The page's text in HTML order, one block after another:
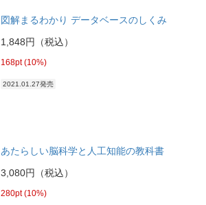
図解まるわかり データベースのしくみ
1,848円（税込）
168pt (10%)
2021.01.27発売
あたらしい脳科学と人工知能の教科書
3,080円（税込）
280pt (10%)